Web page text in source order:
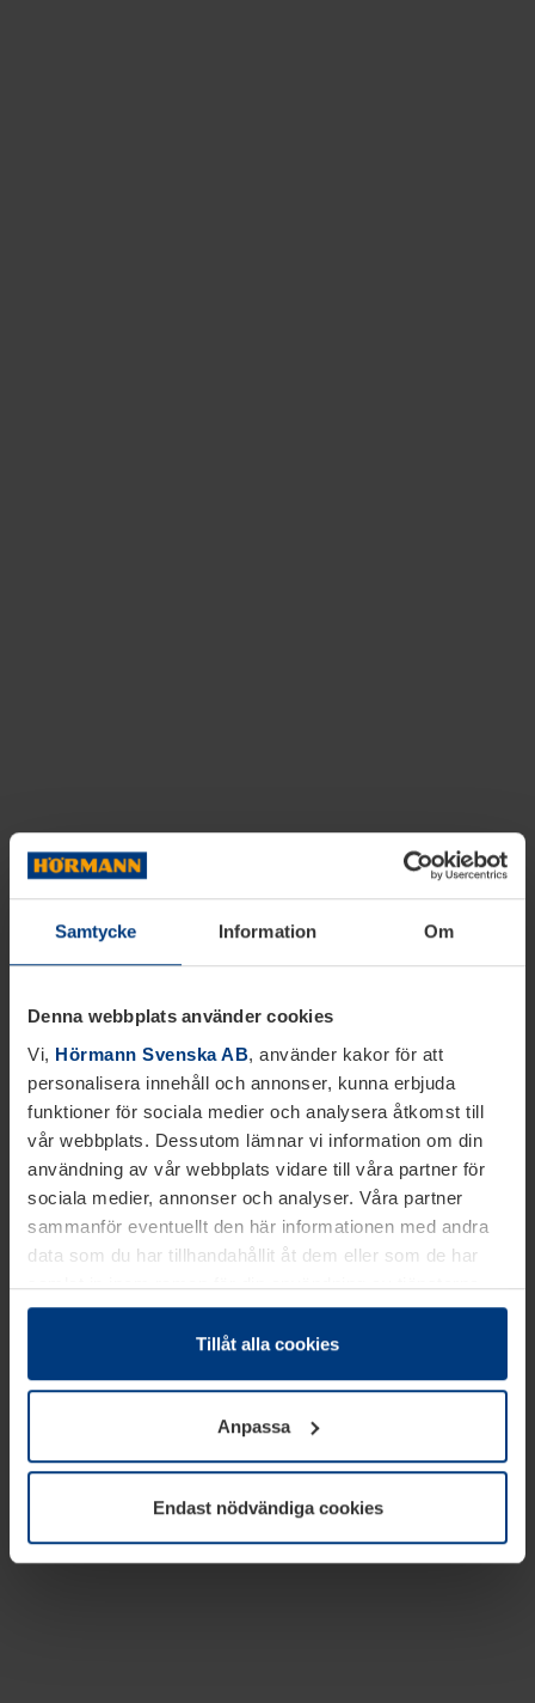
Samtycke Information Om
Denna webbplats använder cookies
Vi, Hörmann Svenska AB, använder kakor för att
personalisera innehåll och annonser, kunna erbjuda
funktioner för sociala medier och analysera åtkomst till
vår webbplats. Dessutom lämnar vi information om din
användning av vår webbplats vidare till våra partner för
sociala medier, annonser och analyser. Våra partner
sammanför eventuellt den här informationen med andra
data som du har tillhandahållit åt dem eller som de har
samlat in inom ramen för din användning av tjänsterna.
Juridiskt kan vi lagra kakor på din enhet, om de är
absolut nödvändiga för driften av den här webbplatsen.
godkännande kan du när som helst ändra eller återkalla i
informationen om kakor underDataskyddsförklaring
vår webbplats.
Tillåt alla cookies
Anpassa
Endast nödvändiga cookies